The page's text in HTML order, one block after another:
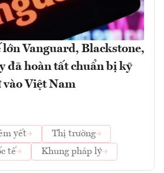
Vanguard, Blackstone,
đã hoàn tất chuẩn bị kỹ
Việt Nam
yết
Thị trường
tế Khung pháp lý